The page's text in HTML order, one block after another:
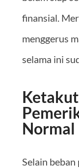
finansial.
menggerus
selama ini
Normal
Selain